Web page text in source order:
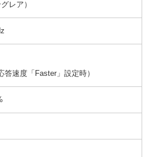
レア）
答速度「Faster」設定時）